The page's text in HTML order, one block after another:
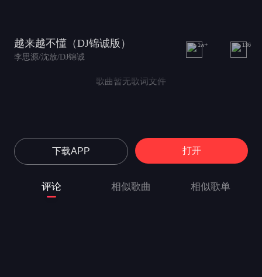
越来越不懂（DJ锦诚版）
李思源/沈放/DJ锦诚
1w+ 136
歌曲暂无歌词文件
下载APP 打开
评论 相似歌曲 相似歌单